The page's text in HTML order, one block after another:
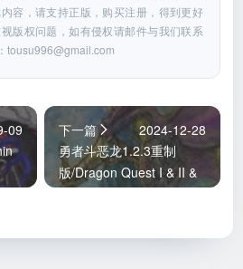
容，请支持正版，购买注册，得到更好
版权问题，如有侵权请邮件与我们联系
tousu996@gmail.com
09
下一篇
2024-12-28
勇者斗恶龙1.2.3重制
版/Dragon Quest I & II &